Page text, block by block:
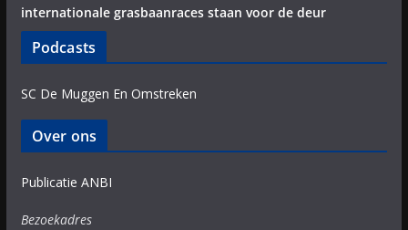
internationale grasbaanraces staan voor de deur
Podcasts
SC De Muggen En Omstreken
Over ons
Publicatie ANBI
Bezoekadres